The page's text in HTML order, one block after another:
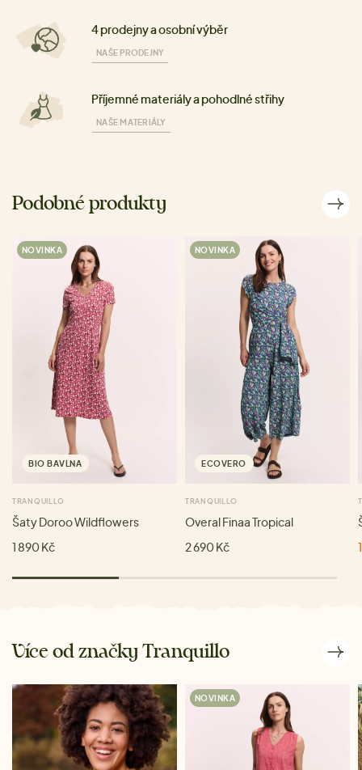
4 prodejny a osobní výběr
NAŠE PRODEJNY
Příjemné materiály a pohodlné střihy
NAŠE MATERIÁLY
Podobné produkty
NOVINKA
BIO BAVLNA
TRANQUILLO
Šaty Doroo Wildflowers
1 890 Kč
NOVINKA
ECOVERO
TRANQUILLO
Overal Finaa Tropical
2 690 Kč
Více od značky Tranquillo
NOVINKA